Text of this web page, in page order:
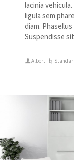
lacinia
ligula sem
diam.
Suspendisse
Albert